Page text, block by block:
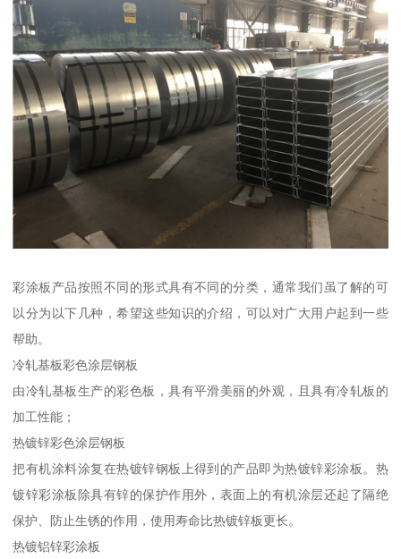
彩涂板产品按照不同的形式具有不同的分类，通常我们虽了解的可
以分为以下几种，希望这些知识的介绍，可以对广大用户起到一些
帮助。
冷轧基板彩色涂层钢板
由冷轧基板生产的彩色板，具有平滑美丽的外观，且具有冷轧板的
加工性能；
热镀锌彩色涂层钢板
把有机涂料涂复在热镀锌钢板上得到的产品即为热镀锌彩涂板。热
镀锌彩涂板除具有锌的保护作用外，表面上的有机涂层还起了隔绝
保护、防止生锈的作用，使用寿命比热镀锌板更长。
热镀铝锌彩涂板